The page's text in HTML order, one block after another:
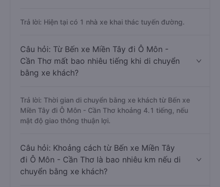
Trả lời: Hiện tại có 1 nhà xe khai thác tuyến đường.
Câu hỏi: Từ Bến xe Miền Tây đi Ô Môn -
Cần Thơ mất bao nhiêu tiếng khi di chuyển
bằng xe khách?
Trả lời: Thời gian di chuyển bằng xe khách từ Bến xe
Miền Tây đi Ô Môn - Cần Thơ khoảng 4.1 tiếng, nếu
mật độ giao thông thuận lợi.
Câu hỏi: Khoảng cách từ Bến xe Miền Tây
đi Ô Môn - Cần Thơ là bao nhiêu km nếu di
chuyển bằng xe khách?